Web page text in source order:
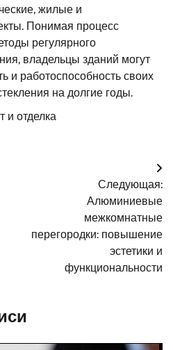
жилые и
Понимая процесс
регулярного
владельцы зданий могут
и работоспособность своих
на долгие годы.
и отделка
Следующая:
Алюминиевые
межкомнатные
перегородки: повышение
эстетики и
функциональности